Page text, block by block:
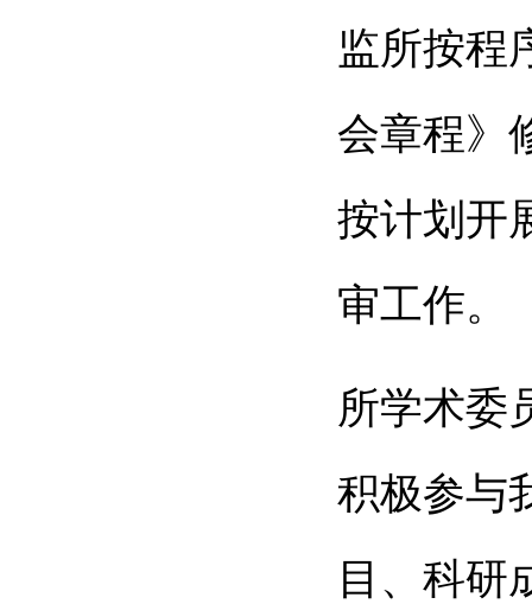
监所按程
会章程》
按计划开
审工作。
所学术委
积极参与
目、科研